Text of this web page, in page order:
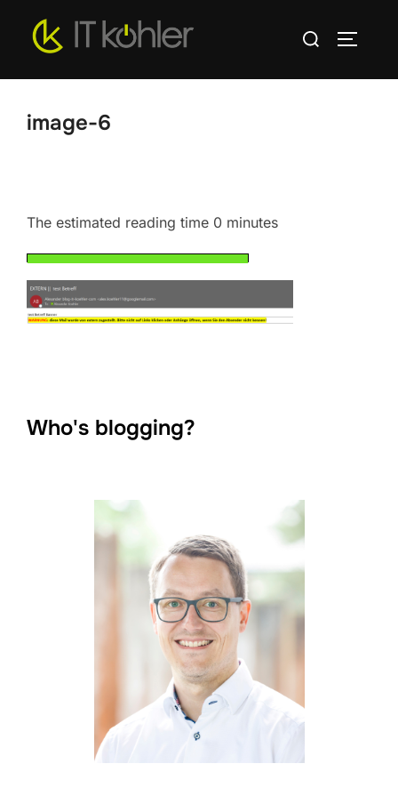
Inhalt
Suchen
image-6
The estimated reading time 0 minutes
Who's blogging?